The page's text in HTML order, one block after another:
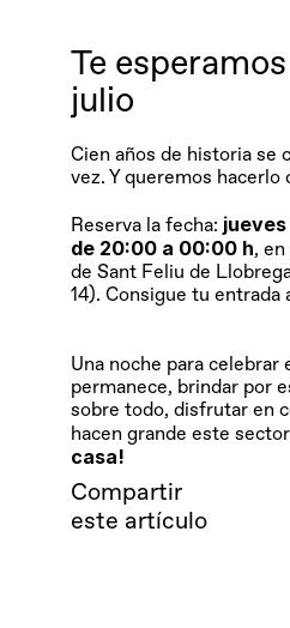
Te
julio
Cien años de historia se
vez. Y queremos hacerlo
Reserva la fecha:
de 20:00 a 00:00 h,
de Sant Feliu de
14). Consigue tu entrada
Una noche para celebrar
permanece, brindar por
sobre todo, disfrutar en
hacen grande este
casa!
Compartir
este artículo